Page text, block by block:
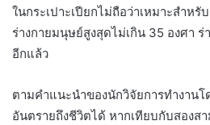
ในกระเปาะเปียกไม่ถือว่าเหมาะสำห
ร่างกายมนุษย์สูงสุดไม่เกิน 35 องศา ร่
อีกแล้ว
ตามคำแนะนำของนักวิจัยการทำงาน
อันตรายถึงชีวิตได้ หากเทียบกับสอง